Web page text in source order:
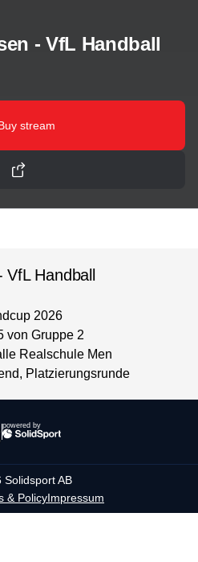
- VfL Handball
stream
Handball
2026
von Gruppe 2
Realschule Men
Platzierungsrunde
powered by
Solidsport AB
& PolicyImpressum